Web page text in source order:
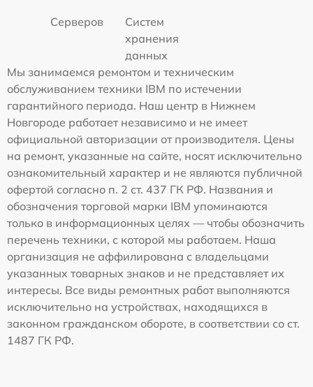
Серверов
Систем
хранения
данных
Мы занимаемся ремонтом и техническим
обслуживанием техники IBM по истечении
гарантийного периода. Наш центр в Нижнем
Новгороде работает независимо и не имеет
официальной авторизации от производителя. Цены
на ремонт, указанные на сайте, носят исключительно
ознакомительный характер и не являются публичной
офертой согласно п. 2 ст. 437 ГК РФ. Названия и
обозначения торговой марки IBM упоминаются
только в информационных целях — чтобы обозначить
перечень техники, с которой мы работаем. Наша
организация не аффилирована с владельцами
указанных товарных знаков и не представляет их
интересы. Все виды ремонтных работ выполняются
исключительно на устройствах, находящихся в
законном гражданском обороте, в соответствии со ст.
1487 ГК РФ.